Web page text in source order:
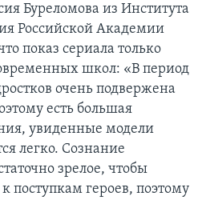
Буреломова из Института
Российской Академии
показ сериала только
школ: «В период
очень подвержена
есть большая
увиденные модели
легко. Сознание
зрелое, чтобы
поступкам героев, поэтому